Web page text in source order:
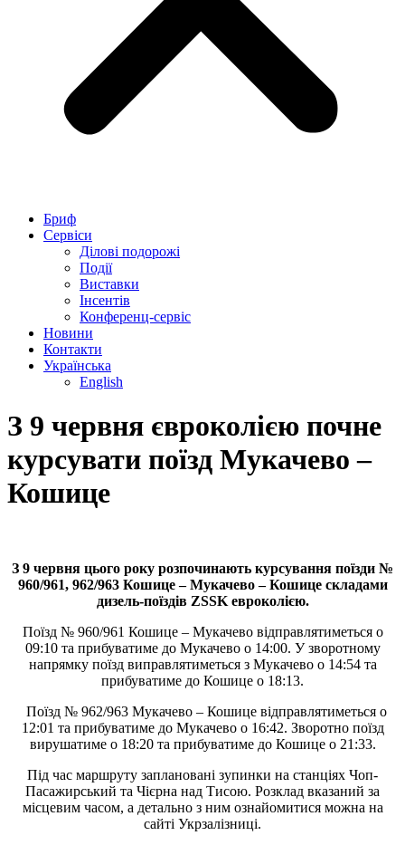
Бриф
Сервіси
Ділові подорожі
Події
Виставки
Інсентів
Конференц-сервіс
Новини
Контакти
Українська
English
З 9 червня євроколією почне
курсувати поїзд Мукачево –
Кошице
З 9 червня цього року розпочинають курсування поїзди №
960/961, 962/963 Кошице – Мукачево – Кошице складами
дизель-поїздів ZSSK евроколією.
Поїзд № 960/961 Кошице – Мукачево відправлятиметься о
09:10 та прибуватиме до Мукачево о 14:00. У зворотному
напрямку поїзд виправлятиметься з Мукачево о 14:54 та
прибуватиме до Кошице о 18:13.
Поїзд № 962/963 Мукачево – Кошице відправлятиметься о
12:01 та прибуватиме до Мукачево о 16:42. Зворотно поїзд
вирушатиме о 18:20 та прибуватиме до Кошице о 21:33.
Під час маршруту заплановані зупинки на станціях Чоп-
Пасажирський та Чієрна над Тисою. Розклад вказаний за
місцевим часом, а детально з ним ознайомитися можна на
сайті Укрзалізниці.